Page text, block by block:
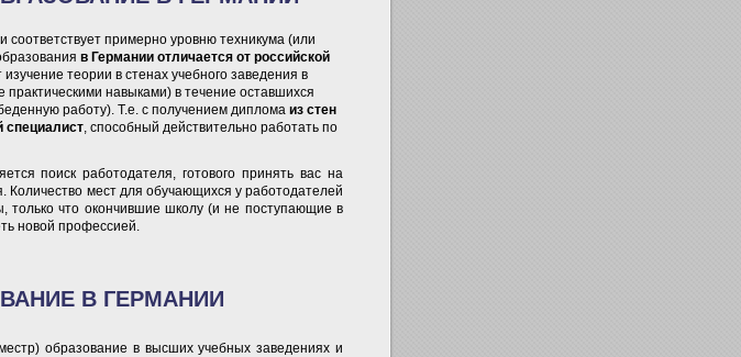
примерно уровню техникума (или
в Германии отличается от российской
теории в стенах учебного заведения в
навыками) в течение оставшихся
работу). Т.е. с получением диплома из стен
специалист, способный действительно работать по
поиск работодателя, готового принять вас на
мест для обучающихся у работодателей
только что окончившие школу (и не поступающие в
новой профессией.
В ГЕРМАНИИ
образование в высших учебных заведениях и